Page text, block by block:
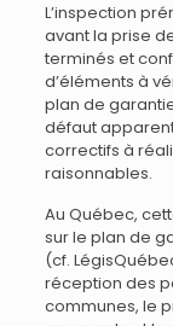
L’inspection
avant la prise
terminés et
d’éléments à
plan de
défaut
correctifs à
raisonnables.
Au Québec,
sur le plan de
(cf.
réception des
communes, le